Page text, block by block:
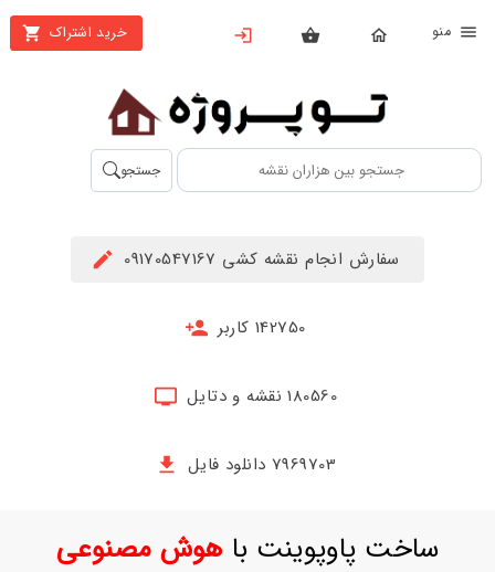
خرید اشتراک
بستن
محصولات
تهیه
اشتراک
حساب
جستجو
سفارش انجام نقشه کشی 09170547167
142750 کاربر
180560 نقشه و دتایل
7969703 دانلود فایل
ساخت پاوپوینت باهوش مصنوعی